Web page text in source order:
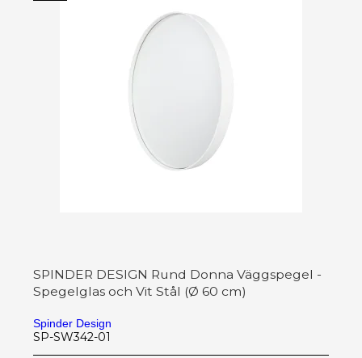
SPINDER DESIGN Rund Donna Väggspegel -
Spegelglas och Vit Stål (Ø 60 cm)
Spinder Design
SP-SW342-01